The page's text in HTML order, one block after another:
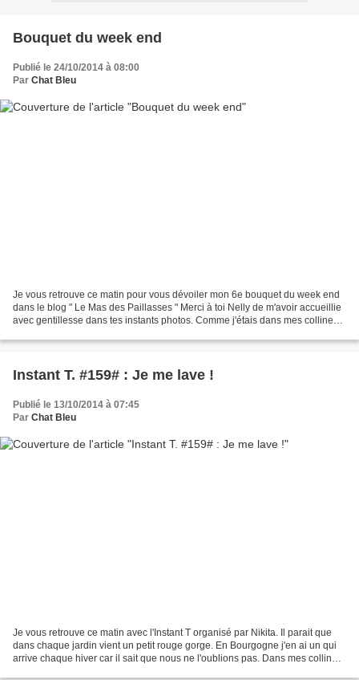
Bouquet du week end
Publié le 24/10/2014 à 08:00
Par Chat Bleu
Je vous retrouve ce matin pour vous dévoiler mon 6e bouquet du week end
dans le blog " Le Mas des Paillasses " Merci à toi Nelly de m'avoir accueillie
avec gentillesse dans tes instants photos. Comme j'étais dans mes collines
Instant T. #159# : Je me lave !
Publié le 13/10/2014 à 07:45
Par Chat Bleu
Je vous retrouve ce matin avec l'Instant T organisé par Nikita. Il parait que
dans chaque jardin vient un petit rouge gorge. En Bourgogne j'en ai un qui
arrive chaque hiver car il sait que nous ne l'oublions pas. Dans mes collines